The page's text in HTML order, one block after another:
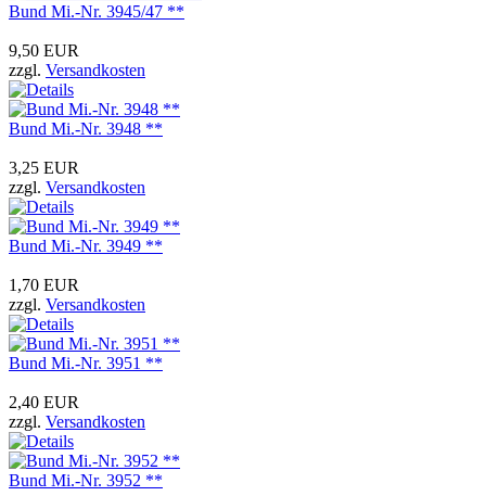
Bund Mi.-Nr. 3945/47 **
9,50 EUR
zzgl. Versandkosten
Bund Mi.-Nr. 3948 **
3,25 EUR
zzgl. Versandkosten
Bund Mi.-Nr. 3949 **
1,70 EUR
zzgl. Versandkosten
Bund Mi.-Nr. 3951 **
2,40 EUR
zzgl. Versandkosten
Bund Mi.-Nr. 3952 **